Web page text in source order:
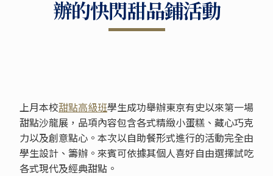
辦的快閃甜品鋪活動
上月本校甜點高級班學生成功舉辦東京有史以來第一場
甜點沙龍展，品項內容包含各式精緻小蛋糕、藏心巧克
力以及創意點心。本次以自助餐形式進行的活動完全由
學生設計、籌辦。來賓可依據其個人喜好自由選擇試吃
各式現代及經典甜點。